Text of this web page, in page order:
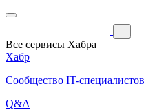
Все сервисы Хабра
Хабр
Сообщество IT-специалистов
Q&A